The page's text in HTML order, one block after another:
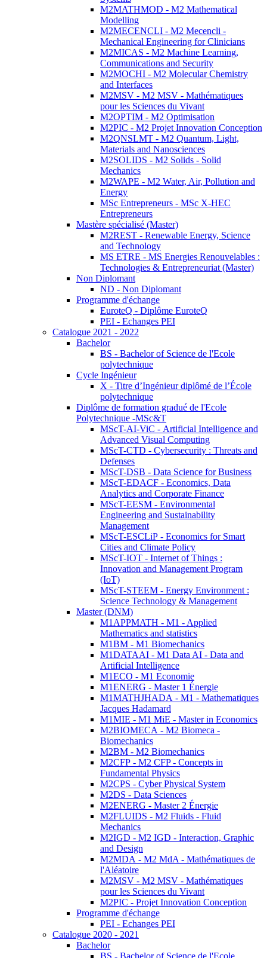
M2MATHMOD - M2 Mathematical
Modelling
M2MECENCLI - M2 Mecencli -
Mechanical Engineering for Clinicians
M2MICAS - M2 Machine Learning,
Communications and Security
M2MOCHI - M2 Molecular Chemistry
and Interfaces
M2MSV - M2 MSV - Mathématiques
pour les Sciences du Vivant
M2OPTIM - M2 Optimisation
M2PIC - M2 Projet Innovation Conception
M2QNSLMT - M2 Quantum, Light,
Materials and Nanosciences
M2SOLIDS - M2 Solids - Solid
Mechanics
M2WAPE - M2 Water, Air, Pollution and
Energy
MSc Entrepreneurs - MSc X-HEC
Entrepreneurs
Mastère spécialisé (Master)
M2REST - Renewable Energy, Science
and Technology
MS ETRE - MS Energies Renouvelables :
Technologies & Entrepreneuriat (Master)
Non Diplomant
ND - Non Diplomant
Programme d'échange
EuroteQ - Diplôme EuroteQ
PEI - Echanges PEI
Catalogue 2021 - 2022
Bachelor
BS - Bachelor of Science de l'Ecole
polytechnique
Cycle Ingénieur
X - Titre d’Ingénieur diplômé de l’École
polytechnique
Diplôme de formation gradué de l'Ecole
Polytechnique -MSc&T
MScT-AI-ViC - Artificial Intelligence and
Advanced Visual Computing
MScT-CTD - Cybersecurity : Threats and
Defenses
MScT-DSB - Data Science for Business
MScT-EDACF - Economics, Data
Analytics and Corporate Finance
MScT-EESM - Environmental
Engineering and Sustainability
Management
MScT-ESCLiP - Economics for Smart
Cities and Climate Policy
MScT-IOT - Internet of Things :
Innovation and Management Program
(IoT)
MScT-STEEM - Energy Environment :
Science Technology & Management
Master (DNM)
M1APPMATH - M1 - Applied
Mathematics and statistics
M1BM - M1 Biomechanics
M1DATAAI - M1 Data AI - Data and
Artificial Intelligence
M1ECO - M1 Economie
M1ENERG - Master 1 Énergie
M1MATHJHADA - M1 - Mathematiques
Jacques Hadamard
M1MIE - M1 MiE - Master in Economics
M2BIOMECA - M2 Biomeca -
Biomechanics
M2BM - M2 Biomechanics
M2CFP - M2 CFP - Concepts in
Fundamental Physics
M2CPS - Cyber Physical System
M2DS - Data Sciences
M2ENERG - Master 2 Énergie
M2FLUIDS - M2 Fluids - Fluid
Mechanics
M2IGD - M2 IGD - Interaction, Graphic
and Design
M2MDA - M2 MdA - Mathématiques de
l'Aléatoire
M2MSV - M2 MSV - Mathématiques
pour les Sciences du Vivant
M2PIC - Projet Innovation Conception
Programme d'échange
PEI - Echanges PEI
Catalogue 2020 - 2021
Bachelor
BS - Bachelor of Science de l'Ecole